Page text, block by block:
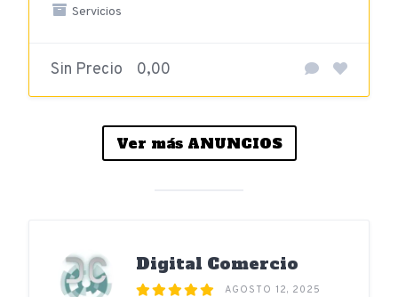
Servicios
Sin Precio 0,00
Ver más ANUNCIOS
Digital Comercio
AGOSTO 12, 2025